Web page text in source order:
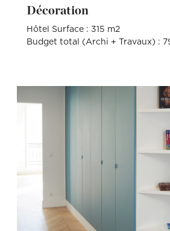
Décoration
Hôtel Surface : 315 m2
Budget total (Archi + Travaux) :